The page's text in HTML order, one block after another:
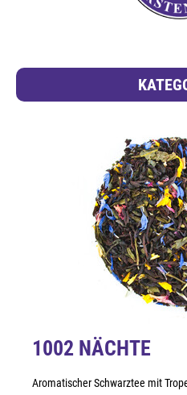
1002 NÄCHTE
Aromatischer Schwarztee mit